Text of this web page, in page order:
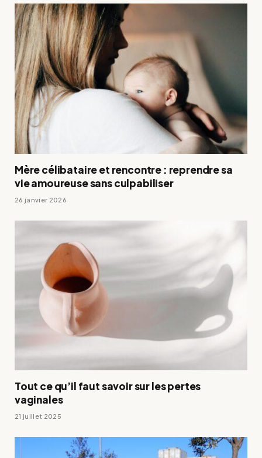
Mère célibataire et rencontre : reprendre sa
vie amoureuse sans culpabiliser
26 janvier 2026
Tout ce qu’il faut savoir sur les pertes
vaginales
21 juillet 2025